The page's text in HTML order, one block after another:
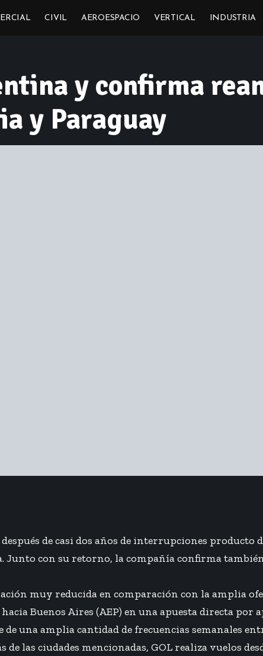
CIVIL AEROESPACIO VERTICAL INDUSTRIA
y confirma
y Paraguay
de casi dos años de interrupciones producto
Junto con su retorno, la compañía confirma
muy reducida en comparación con la amplia
Buenos Aires (AEP) en una apuesta directa
de una amplia cantidad de frecuencias semanales
las ciudades mencionadas, GOL realiza vuelos